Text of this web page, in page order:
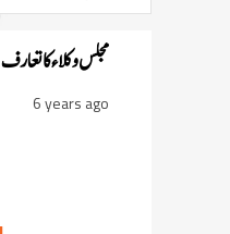
مجلس وکلاء کا تعارف
6 years ago